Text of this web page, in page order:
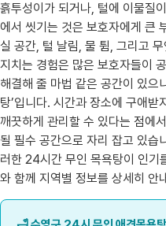
흙투성이가 되거나, 털에 이물질
에서 씻기는 것은 보호자에게 큰
실 공간, 털 날림, 물 튐, 그리고
지치는 경험은 많은 보호자들이
해결해 줄 마법 같은 공간이 있으
탕’입니다. 시간과 장소에 구애
깨끗하게 관리할 수 있다는 점에
될 필수 공간으로 자리 잡고 있습
러한 24시간 무인 목욕탕이 인기
와 함께 지역별 정보를 상세히 안